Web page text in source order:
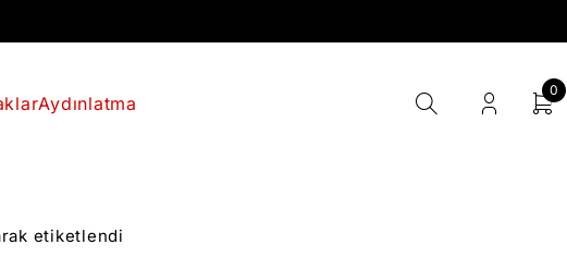
Aydınlatma
0
etiketlendi